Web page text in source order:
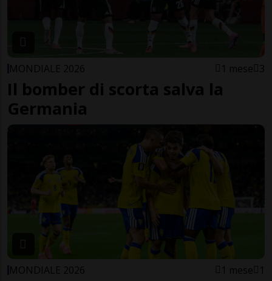
MONDIALE 2026 1 mese 3
Il bomber di scorta salva la
Germania
MONDIALE 2026 1 mese 1